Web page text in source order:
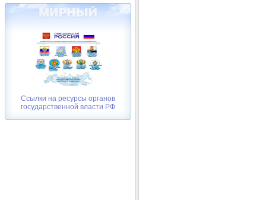
Ссылки на ресурсы органов
государственной власти РФ